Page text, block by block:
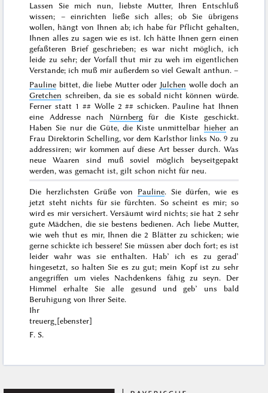
Lassen Sie mich nun, liebste Mutter, Ihren Entschluß
wissen; – einrichten ließe sich alles; ob Sie übrigens
wollen, hängt von Ihnen ab; ich habe für Pflicht gehalten,
Ihnen alles zu sagen wie es ist. Ich hätte Ihnen gern einen
gefaßteren Brief geschrieben; es war nicht möglich, ich
leide zu sehr; der Vorfall thut mir zuweh im eigentlichen
Verstande; ich muß mir außerdem so viel Gewalt anthun. –
Pauline bittet, die liebe Mutter oder Julchen wolle doch an
Gretchen schreiben, da sie es sobald nicht können würde.
Ferner statt 1 ## Wolle 2 ## schicken. Pauline hat Ihnen
eine Addresse nach Nürnbergfür die Kiste geschickt.
Haben Sie nur die Güte, die Kiste unmittelbar hieher an
Frau Direktorin Schelling, vor dem Karlsthor links No. 9 zu
addressiren; wir kommen auf diese Art besser durch. Was
neue Waaren sind muß soviel möglich beyseitgepakt
werden, wasgemacht ist, gilt schon nicht für neu.
Die herzlichsten Grüße von Pauline. Sie dürfen, wie es
jetzt steht nichts für sie fürchten. So scheint es mir; so
wird es mir versichert. Versäumt wird nichts; sie hat 2 sehr
gute Mädchen, die sie bestens bedienen. Ach liebe Mutter,
wie weh thut es mir, Ihnen die 2 Blätter zu schicken; wie
gerne schickte ich bessere! Sie müssen aber doch fort; es ist
leider wahr was sie enthalten. Hab’ ich es zu gerad’
hingesetzt, so halten Sie es zu gut; mein Kopf ist zu sehr
angegriffen um vieles Nachdenkens fähig zu seyn. Der
Himmel erhalte Sie alle gesund und geb’ uns bald
Beruhigung von Ihrer Seite.
Ihr
treuerg˖[ebenster]
F. S.